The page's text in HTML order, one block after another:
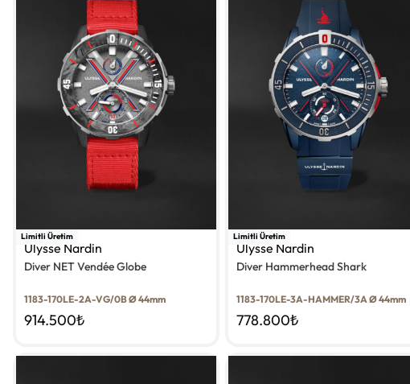
Limitli Üretim
Ulysse Nardin
Diver NET Vendée Globe
1183-170LE-2A-VG/0B Ø 44mm
914.500₺
Limitli Üretim
Ulysse Nardin
Diver Hammerhead Shark
1183-170LE-3A-HAMMER/3A Ø 44mm
778.800₺